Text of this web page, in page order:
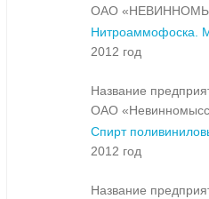
ОАО
Нитроаммофоска.
2012 год
Название
ОАО
Спирт
2012 год
Название